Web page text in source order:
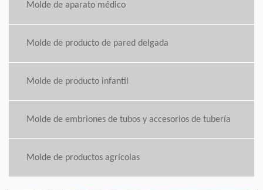
Molde de aparato médico
Molde de producto de pared delgada
Molde de producto infantil
Molde de embriones de tubos y accesorios de tubería
Molde de productos agrícolas